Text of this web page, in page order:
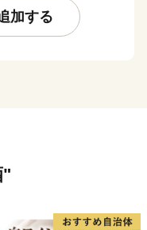
の産地としても知ら
の3工程は昭和31年
加する
"